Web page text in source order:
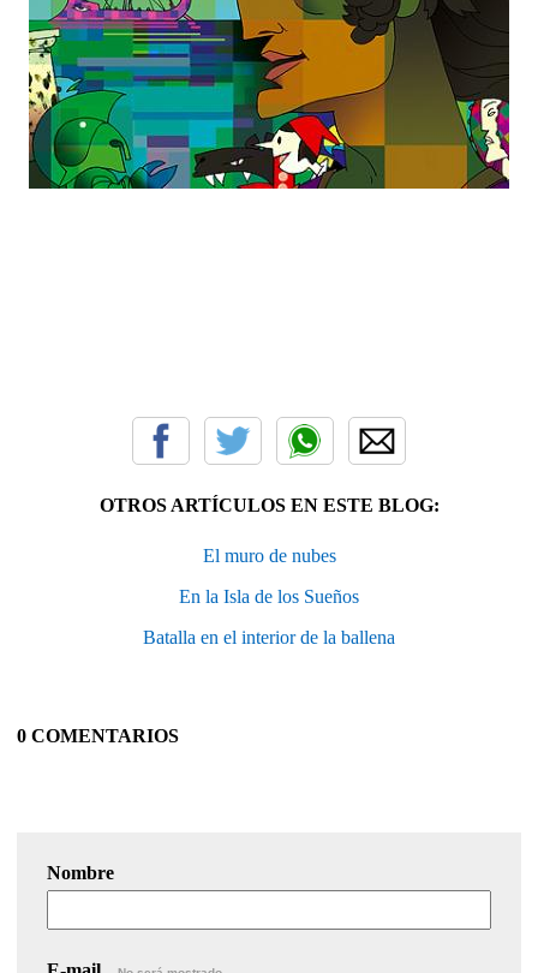
OTROS ARTÍCULOS EN ESTE BLOG:
El muro de nubes
En la Isla de los Sueños
Batalla en el interior de la ballena
0 COMENTARIOS
Nombre